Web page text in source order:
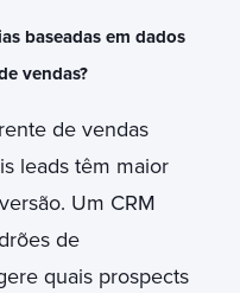
baseadas em dados
vendas?
de vendas
leads têm maior
Um CRM
de
quais prospects